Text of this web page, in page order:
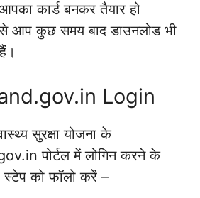
कार्ड बनकर तैयार हो
आप कुछ समय बाद डाउनलोड भी
Login
सुरक्षा योजना के
पोर्टल में लोगिन करने के
स्टेप को फॉलो करें –